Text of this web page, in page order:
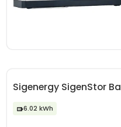
Sigenergy SigenStor
6.02 kWh